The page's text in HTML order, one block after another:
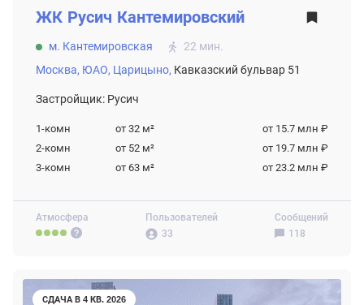
Атмосфера
Пользователей
33
Сообщений
118
ЖК Русич Кантемировский
м. Кантемировская
22 мин.
Москва, ЮАО, Царицыно, Кавказский бульвар 51
Застройщик: Русич
1-комн от 32 м²
от 15.7 млн ₽
2-комн
от 52 м²
от 19.7 млн ₽
3-комн
от 63 м² от 23.2 млн ₽
СДАЧА В 4 КВ. 2026